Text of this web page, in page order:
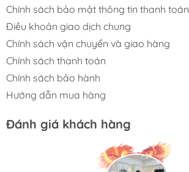
Chính sách bảo mật thông tin thanh toán
Điều khoản giao dịch chung
Chính sách vận chuyển và giao hàng
Chính sách thanh toán
Chính sách bảo hành
Hướng dẫn mua hàng
Đánh giá khách hàng